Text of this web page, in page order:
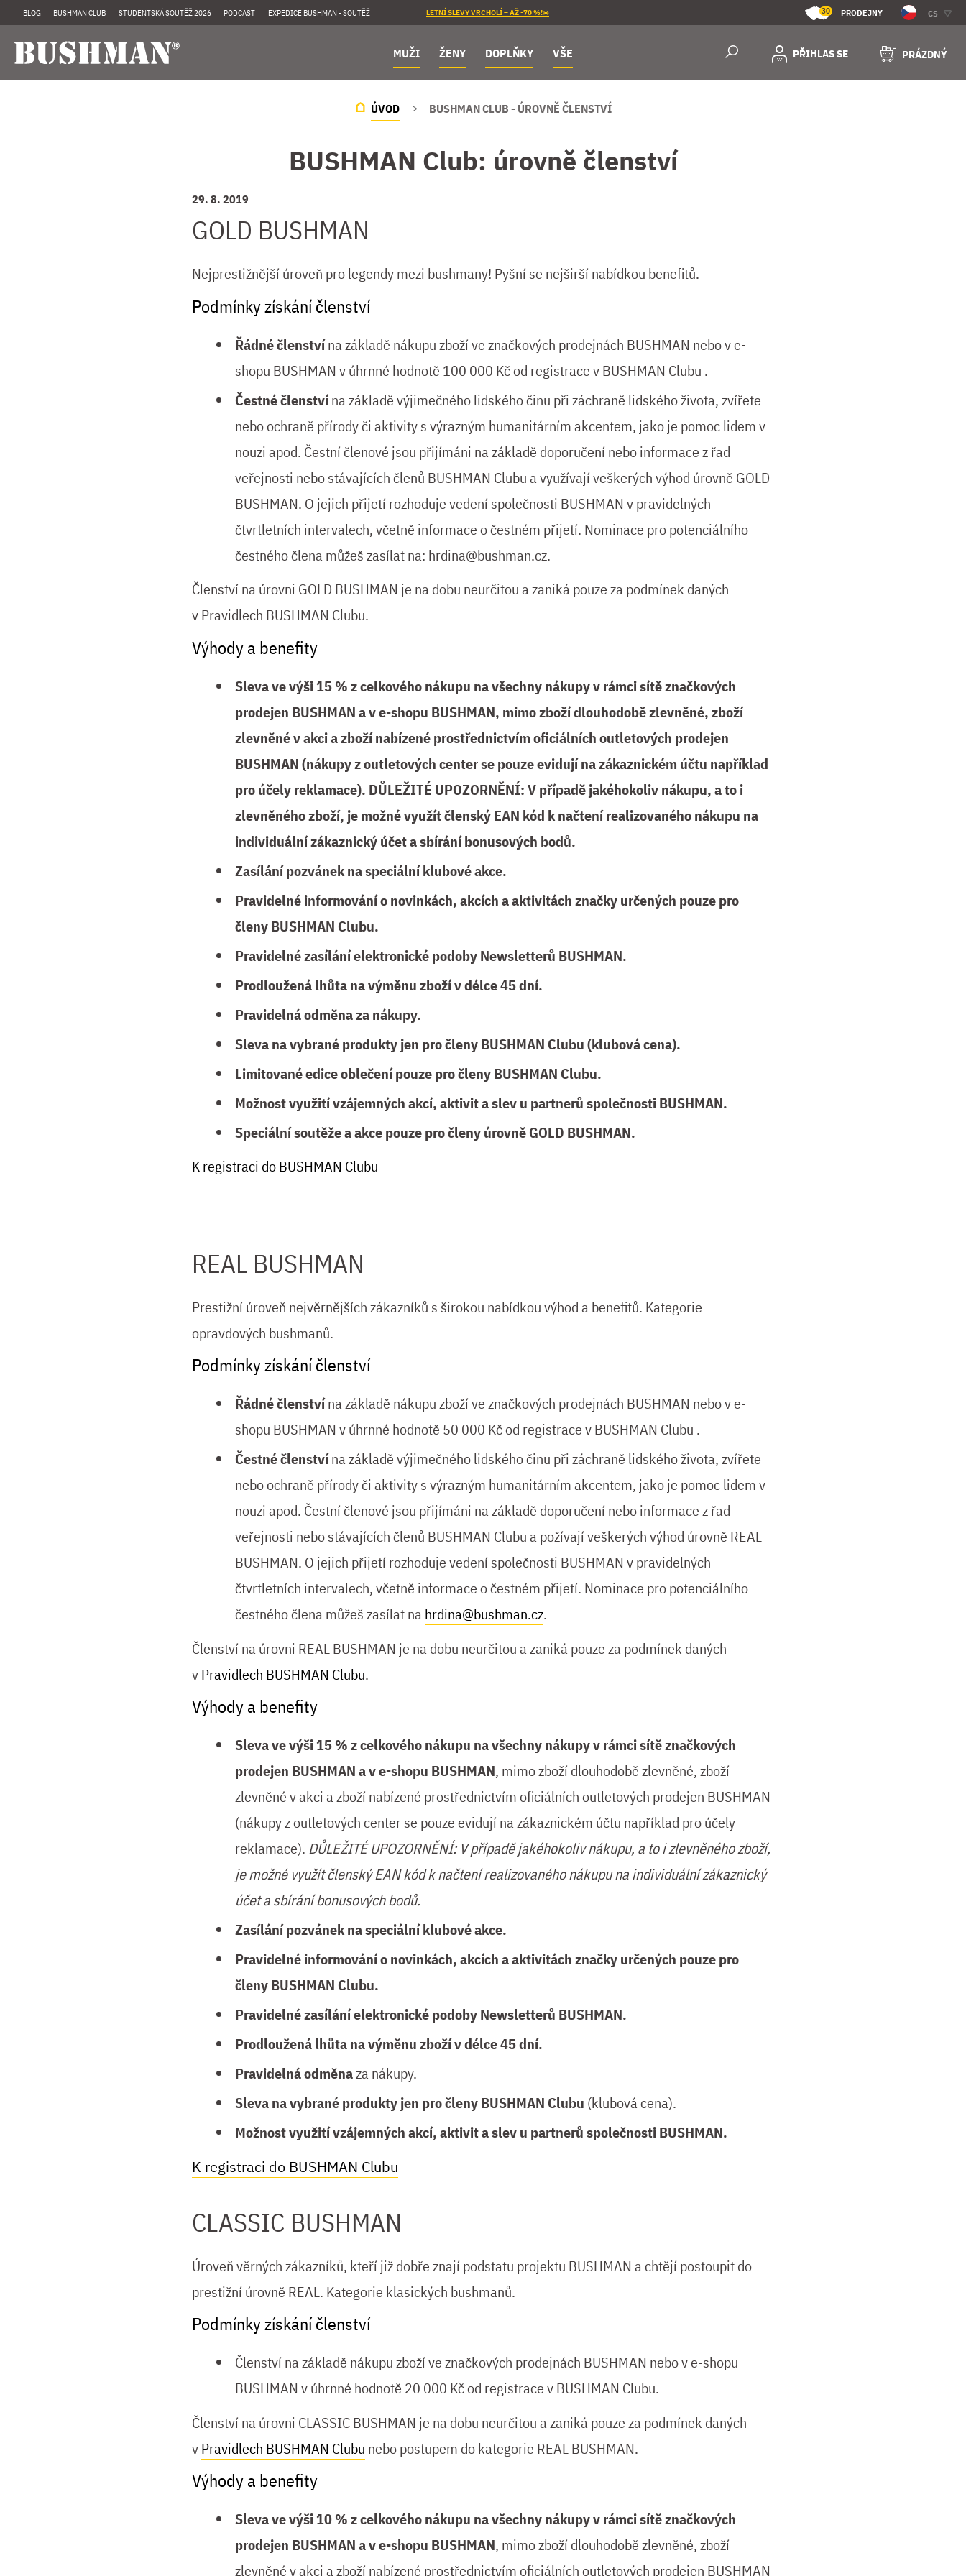
BLOG BUSHMAN CLUB STUDENTSKÁ SOUTĚŽ 2026 PODCAST EXPEDICE BUSHMAN - SOUTĚŽ LETNÍ SLEVY VRCHOLÍ – AŽ -70 %!☀️ 30 PRODEJNY CS
MUŽI ŽENY DOPLŇKY VŠE PŘIHLAS SE PRÁZDNÝ
ÚVOD BUSHMAN CLUB - ÚROVNĚ ČLENSTVÍ
BUSHMAN Club: úrovně členství
29. 8. 2019
GOLD BUSHMAN
Nejprestižnější úroveň pro legendy mezi bushmany! Pyšní se nejširší nabídkou benefitů.
Podmínky získání členství
Řádné členstvína základě nákupu zboží ve značkových prodejnách BUSHMAN nebo v e-
shopu BUSHMAN v úhrnné hodnotě 100 000 Kč od registrace v BUSHMAN Clubu .
Čestné členstvína základě výjimečného lidského činu při záchraně lidského života, zvířete
nebo ochraně přírody či aktivity s výrazným humanitárním akcentem, jako je pomoc lidem v
nouzi apod. Čestní členové jsou přijímáni na základě doporučení nebo informace z řad
veřejnosti nebo stávajících členů BUSHMAN Clubu a využívají veškerých výhod úrovně GOLD
BUSHMAN. O jejich přijetí rozhoduje vedení společnosti BUSHMAN v pravidelných
čtvrtletních intervalech, včetně informace o čestném přijetí. Nominace pro potenciálního
čestného člena můžeš zasílat na: hrdina@bushman.cz.
Členství na úrovni GOLD BUSHMAN je na dobu neurčitou a zaniká pouze za podmínek daných
v Pravidlech BUSHMAN Clubu.
Výhody a benefity
Sleva ve výši 15 % z celkového nákupu na všechny nákupy v rámci sítě značkových
prodejen BUSHMAN a v e-shopu BUSHMAN, mimo zboží dlouhodobě zlevněné, zboží
zlevněné v akci a zboží nabízené prostřednictvím oficiálních outletových prodejen
BUSHMAN (nákupy z outletových center se pouze evidují na zákaznickém účtu například
pro účely reklamace). DŮLEŽITÉ UPOZORNĚNÍ: V případě jakéhokoliv nákupu, a to i
zlevněného zboží, je možné využít členský EAN kód k načtení realizovaného nákupu na
individuální zákaznický účet a sbírání bonusových bodů.
Zasílání pozvánek na speciální klubové akce.
Pravidelné informování o novinkách, akcích a aktivitách značky určených pouze pro
členy BUSHMAN Clubu.
Pravidelné zasílání elektronické podoby Newsletterů BUSHMAN.
Prodloužená lhůta na výměnu zboží v délce 45 dní.
Pravidelná odměna za nákupy.
Sleva na vybrané produkty jen pro členy BUSHMAN Clubu (klubová cena).
Limitované edice oblečení pouze pro členy BUSHMAN Clubu.
Možnost využití vzájemných akcí, aktivit a slev u partnerů společnosti BUSHMAN.
Speciální soutěže a akce pouze pro členy úrovně GOLD BUSHMAN.
K registraci do BUSHMAN Clubu
REAL BUSHMAN
Prestižní úroveň nejvěrnějších zákazníků s širokou nabídkou výhod a benefitů. Kategorie
opravdových bushmanů.
Podmínky získání členství
Řádné členstvína základě nákupu zboží ve značkových prodejnách BUSHMAN nebo v e-
shopu BUSHMAN v úhrnné hodnotě 50 000 Kč od registrace v BUSHMAN Clubu .
Čestné členstvína základě výjimečného lidského činu při záchraně lidského života, zvířete
nebo ochraně přírody či aktivity s výrazným humanitárním akcentem, jako je pomoc lidem v
nouzi apod. Čestní členové jsou přijímáni na základě doporučení nebo informace z řad
veřejnosti nebo stávajících členů BUSHMAN Clubu a požívají veškerých výhod úrovně REAL
BUSHMAN. O jejich přijetí rozhoduje vedení společnosti BUSHMAN v pravidelných
čtvrtletních intervalech, včetně informace o čestném přijetí. Nominace pro potenciálního
čestného člena můžeš zasílat nahrdina@bushman.cz.
Členství na úrovni REAL BUSHMAN je na dobu neurčitou a zaniká pouze za podmínek daných
vPravidlech BUSHMAN Clubu.
Výhody a benefity
Sleva ve výši 15 % z celkového nákupu na všechny nákupy v rámci sítě značkových
prodejen BUSHMAN a v e-shopu BUSHMAN, mimo zboží dlouhodobě zlevněné, zboží
zlevněné v akci a zboží nabízené prostřednictvím oficiálních outletových prodejen BUSHMAN
(nákupy z outletových center se pouze evidují na zákaznickém účtu například pro účely
reklamace). DŮLEŽITÉ UPOZORNĚNÍ: V případě jakéhokoliv nákupu, a to i zlevněného zboží,
je možné využít členský EAN kód k načtení realizovaného nákupu na individuální zákaznický
účet a sbírání bonusových bodů.
Zasílání pozvánek na speciální klubové akce.
Pravidelné informování o novinkách, akcích a aktivitách značky určených pouze pro
členy BUSHMAN Clubu.
Pravidelné zasílání elektronické podoby Newsletterů BUSHMAN.
Prodloužená lhůta na výměnu zboží v délce 45 dní.
Pravidelná odměnaza nákupy.
Sleva na vybrané produkty jen pro členy BUSHMAN Clubu (klubová cena).
Možnost využití vzájemných akcí, aktivit a slev u partnerů společnosti BUSHMAN.
K registraci do BUSHMAN Clubu
CLASSIC BUSHMAN
Úroveň věrných zákazníků, kteří již dobře znají podstatu projektu BUSHMAN a chtějí postoupit do
prestižní úrovně REAL. Kategorie klasických bushmanů.
Podmínky získání členství
Členství na základě nákupu zboží ve značkových prodejnách BUSHMAN nebo v e-shopu
BUSHMAN v úhrnné hodnotě 20 000 Kč od registrace v BUSHMAN Clubu.
Členství na úrovni CLASSIC BUSHMAN je na dobu neurčitou a zaniká pouze za podmínek daných
vPravidlech BUSHMAN Clubu nebo postupem do kategorie REAL BUSHMAN.
Výhody a benefity
Sleva ve výši 10 % z celkového nákupu na všechny nákupy v rámci sítě značkových
prodejen BUSHMAN a v e-shopu BUSHMAN, mimo zboží dlouhodobě zlevněné, zboží
zlevněné v akci a zboží nabízené prostřednictvím oficiálních outletových prodejen BUSHMAN